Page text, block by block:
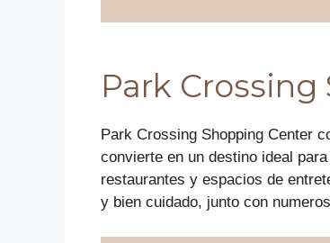
Park
Park Crossing Shopping Center
convierte en un destino ideal
restaurantes y espacios de
y bien cuidado, junto con